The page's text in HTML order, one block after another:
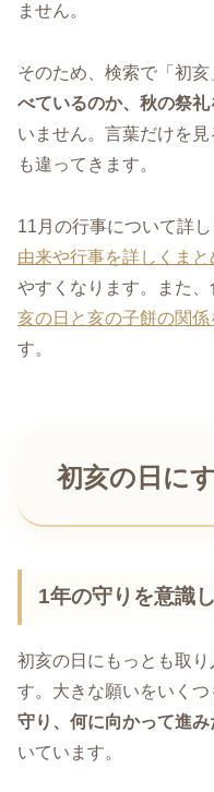
ません。
そのため、検索で「初亥
べているのか、秋の祭
いません。言葉だけを
も違ってきます。
11月の行事について詳し
由来や行事を詳しくま
やすくなります。また、
亥の日と亥の子餅の関
す。
初亥の日に
1年の守りを意識
初亥の日にもっとも取
す。大きな願いをいくつ
守り、何に向かって進み
いています。